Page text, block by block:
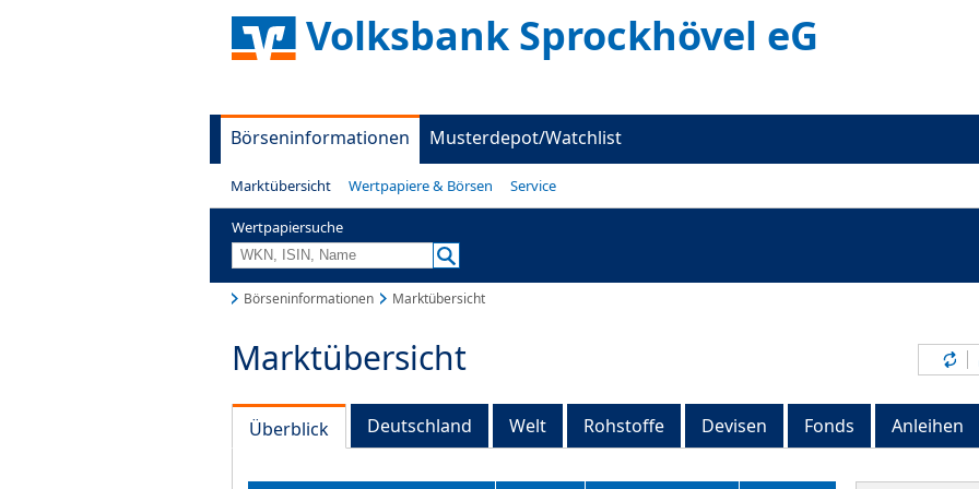
Volksbank Sprockhövel eG
Börseninformationen Musterdepot/Watchlist
Marktübersicht Wertpapiere & Börsen Service
Wertpapiersuche
Börseninformationen Marktübersicht
Marktübersicht
Überblick Deutschland Welt Rohstoffe Devisen Fonds Anleihen